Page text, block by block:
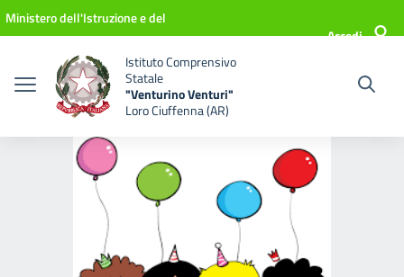
Vai ai contenuti
Vai al menu di navigazione
Vai al footer
Ministero dell'Istruzione e del
Accedi
Istituto Comprensivo
Statale
"Venturino Venturi"
Loro Ciuffenna (AR)